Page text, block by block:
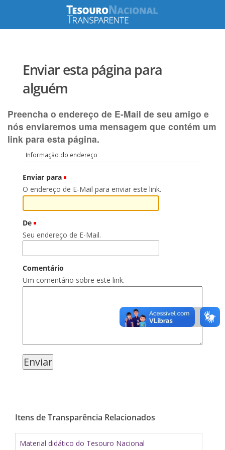
Enviar esta página para
alguém
Preencha o endereço de E-Mail de seu amigo e
nós enviaremos uma mensagem que contém um
link para esta página.
Informação do endereço
Enviar para
O endereço de E-Mail para enviar este link.
De
Seu endereço de E-Mail.
Comentário
Um comentário sobre este link.
Itens de Transparência Relacionados
Material didático do Tesouro Nacional